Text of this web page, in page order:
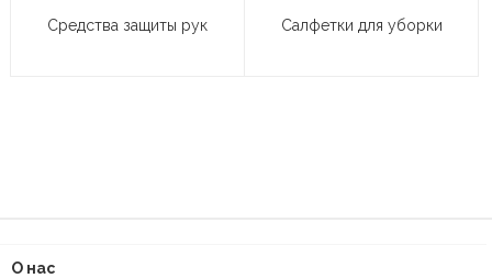
Средства защиты рук Салфетки для уборки
О нас